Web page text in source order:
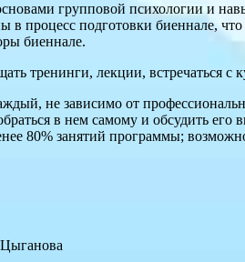
групповой психологии и
в процесс подготовки биеннале,
биеннале.
тренинги, лекции, встречаться
не зависимо от
в нем самому и обсудить
80% занятий программы;